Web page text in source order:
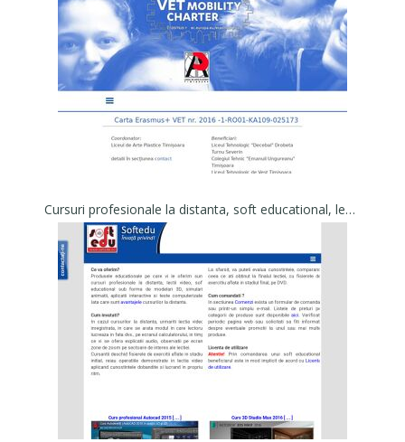
Cursuri profesionale la distanta, soft educational, lectii video, curs Autocad, curs Adobe Photoshop, curs web design, curs Dreamweaver CC, curs Illustrator, curs 3D Studio Max, curs Lightroom, Corel - Soft EDU